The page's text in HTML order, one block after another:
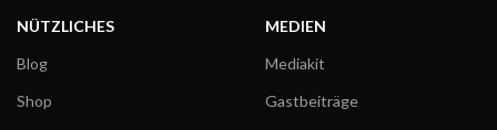
NÜTZLICHES
Blog
Shop
MEDIEN
Mediakit
Gastbeiträge